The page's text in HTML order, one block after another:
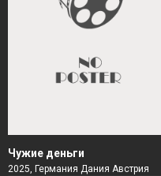
Чужие деньги
2025, Германия Дания Австрия